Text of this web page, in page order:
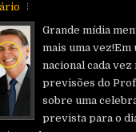
Grande mídia
mais uma
nacional cada
previsões do
sobre uma
prevista para o